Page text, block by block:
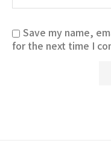
Save my name,
for the next time I